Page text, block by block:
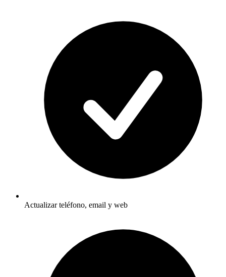
Actualizar teléfono, email y web